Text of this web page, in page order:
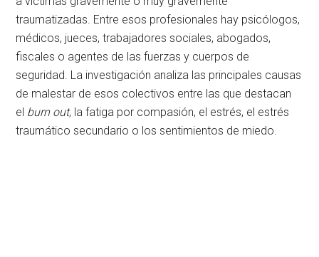
traumatizadas. Entre esos profesionales hay psicólogos,
médicos, jueces, trabajadores sociales, abogados,
fiscales o agentes de las fuerzas y cuerpos de
seguridad. La investigación analiza las principales causas
de malestar de esos colectivos entre las que destacan
el burn out, la fatiga por compasión, el estrés, el estrés
traumático secundario o los sentimientos de miedo.